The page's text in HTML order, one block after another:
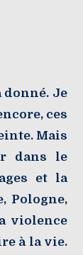
donné. Je
ces
Mais
dans le
et la
Pologne,
violence
à la vie.